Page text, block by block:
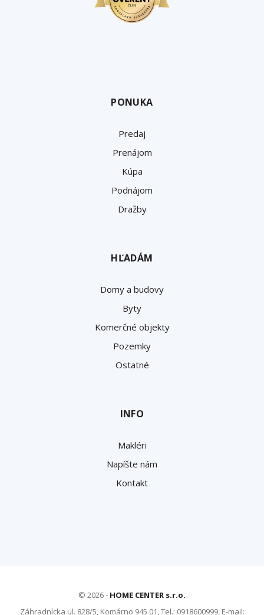
PONUKA
Predaj
Prenájom
Kúpa
Podnájom
Dražby
HĽADÁM
Domy a budovy
Byty
Komerčné objekty
Pozemky
Ostatné
INFO
Makléri
Napíšte nám
Kontakt
© 2026 - HOME CENTER s.r.o.
Záhradnícka ul. 828/5, Komárno 945 01, Tel.: 0918600999, E-mail: